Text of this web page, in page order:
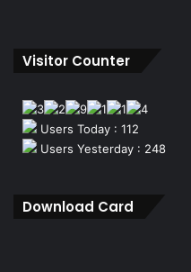
Visitor Counter
Users Today : 112
Users Yesterday : 248
Download Card